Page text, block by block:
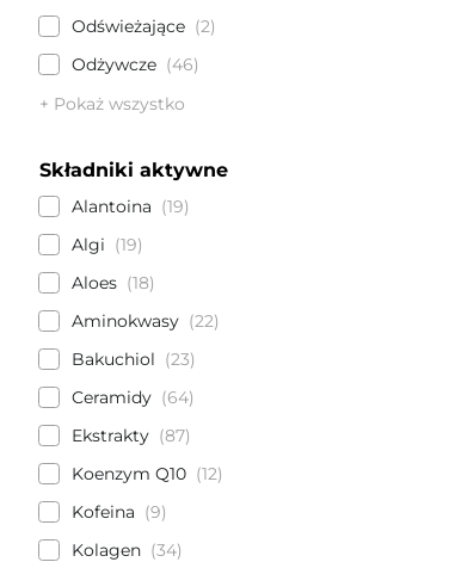
Odświeżające
2
Odżywcze
46
+ Pokaż wszystko
Składniki aktywne
Alantoina
19
Algi
19
Aloes
18
Aminokwasy
22
Bakuchiol
23
Ceramidy
64
Ekstrakty
87
Koenzym Q10
12
Kofeina
9
Kolagen
34